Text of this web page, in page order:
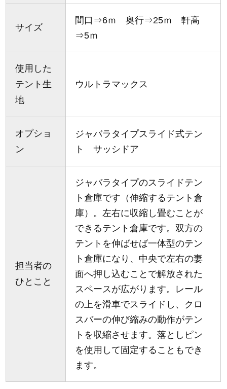
サイズ
間口⇒6ｍ 奥行⇒25ｍ 軒高
⇒5ｍ
使用した
テント生
地
ウルトラマックス
オプショ
ン
ジャバラタイプスライド式テン
ト サッシドア
担当者の
ひとこと
ジャバラタイプのスライドテン
ト倉庫です（伸縮するテント倉
庫）。左右に収縮し畳むことが
できるテント倉庫です。双方の
テントを伸ばせば一体型のテン
ト倉庫になり、中央で左右の妻
面へ押し込むことで解放された
スペースが広がります。レール
の上を滑車でスライドし、クロ
スバーの伸び縮みの動作がテン
トを収縮させます。落としピン
を使用して固定することもでき
ます。